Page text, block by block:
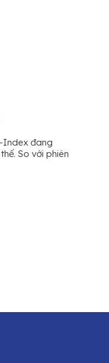
Index đang
So với phiên